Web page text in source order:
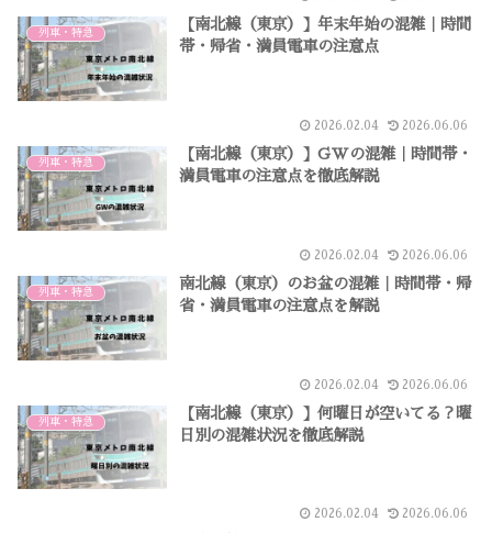
列車・特急
【南北線（東京）】年末年始の混雑｜時間
帯・帰省・満員電車の注意点
2026.02.04 2026.06.06
列車・特急
【南北線（東京）】GWの混雑｜時間帯・
満員電車の注意点を徹底解説
2026.02.04 2026.06.06
列車・特急
南北線（東京）のお盆の混雑｜時間帯・帰
省・満員電車の注意点を解説
2026.02.04 2026.06.06
列車・特急
【南北線（東京）】何曜日が空いてる？曜
日別の混雑状況を徹底解説
2026.02.04 2026.06.06